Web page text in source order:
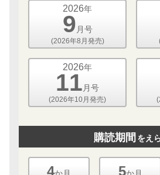
2026年
9月号
(2026年8月発売)
2026年
11月号
(2026年10月発売)
購読期間 をえ
4 5